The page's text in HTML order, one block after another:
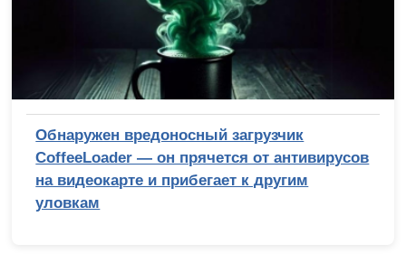
Обнаружен вредоносный загрузчик
CoffeeLoader — он прячется от антивирусов
на видеокарте и прибегает к другим
уловкам